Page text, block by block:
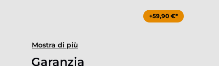
+59,90 €*
Mostra di più
Garanzia